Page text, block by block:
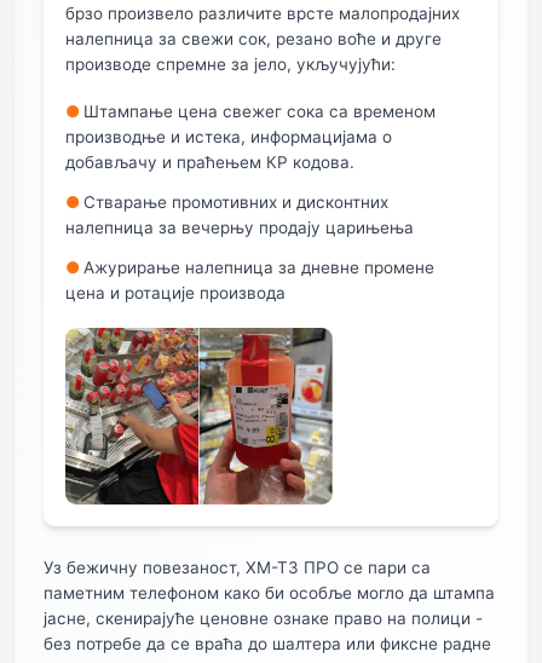
брзо произвело различите врсте малопродајних
налепница за свежи сок, резано воће и друге
производе спремне за јело, укључујући:
● Штампање цена свежег сока са временом
производње и истека, информацијама о
добављачу и праћењем КР кодова.
●Стварање промотивних и дисконтних
налепница за вечерњу продају царињења
● Ажурирање налепница за дневне промене
цена и ротације производа
Уз бежичну повезаност, ХМ-Т3 ПРО се пари са
паметним телефоном како би особље могло да штампа
јасне, скенирајуће ценовне ознаке право на полици -
без потребе да се враћа до шалтера или фиксне радне